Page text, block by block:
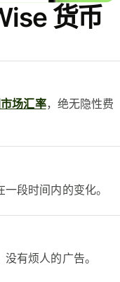
货币
场汇率，绝无隐性费
段时间内的变化。
有烦人的广告。